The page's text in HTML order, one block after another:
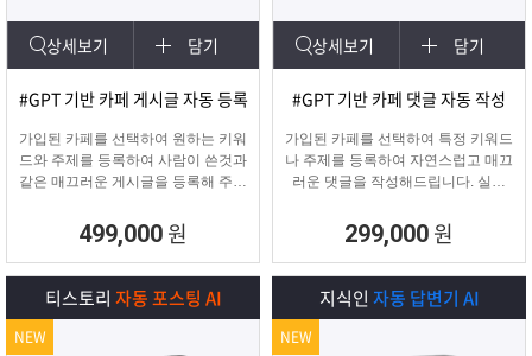
상세보기 담기
#GPT 기반 카페 게시글 자동 등록
가입된 카페를 선택하여 원하는 키워
드와 주제를 등록하여 사람이 쓴것과
같은 매끄러운 게시글을 등록해 주며
물품 판매 글을 함께
업로드 할 수 있습니다.
499,000 원
상세보기 담기
#GPT 기반 카페 댓글 자동 작성
가입된 카페를 선택하여 특정 키워드
나 주제를 등록하여 자연스럽고 매끄
러운 댓글을 작성해드립니다. 실제
러운 댓글을 달아 카페가 활성화 효
과를 보실 수 있습니다.
299,000 원
티스토리 자동 포스팅 AI
NEW
지식인 자동 답변기 AI
NEW